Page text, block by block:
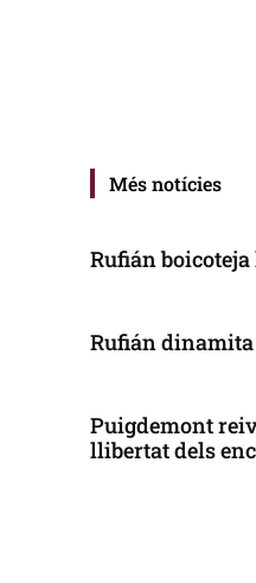
Més notícies
Rufián boicoteja
Rufián
Puigdemont
llibertat dels